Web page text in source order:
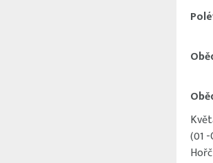
(01